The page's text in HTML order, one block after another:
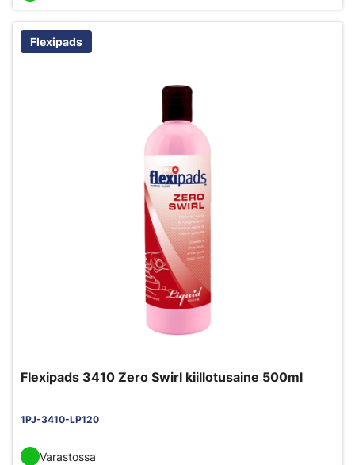
Flexipads
Flexipads 3410 Zero Swirl kiillotusaine 500ml
1PJ-3410-LP120
Varastossa